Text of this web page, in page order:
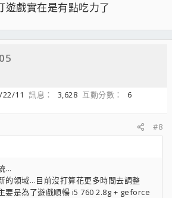
戲實在是有點吃力了
22/11 訊息 3,628 互動分數
6
#8
...
的領域...目前沒打算花更多時間去調整
要是為了遊戲順暢 i5 760 2.8g + geforce